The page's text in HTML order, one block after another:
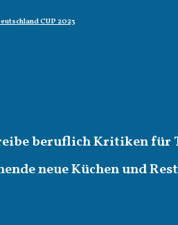
CUP 2023
beruflich Kritiken für
neue Küchen und